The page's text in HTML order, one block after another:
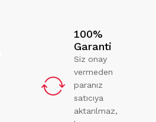
100%
Garanti
Siz onay
vermeden
paranız
satıcıya
aktarılmaz,